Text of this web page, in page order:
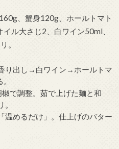
、蟹身120g、ホールトマト
ル大さじ2、白ワイン50ml、
。
り出し→白ワイン→ホールトマ
で調整。茹で上げた麺と和
温めるだけ」。仕上げのバター